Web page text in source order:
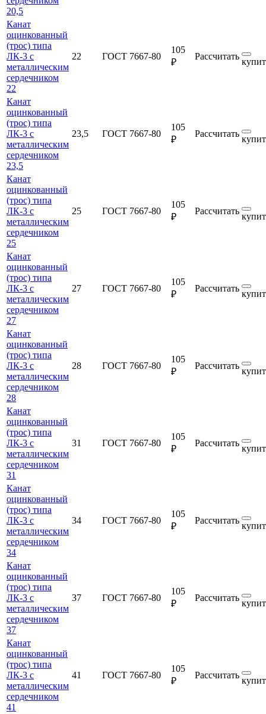
20,5
Канат
оцинкованный
(трос) типа
ЛК-3 с
металлическим
сердечником
22
22 ГОСТ 7667-80
105
₽
Рассчитать
Канат
оцинкованный
(трос) типа
ЛК-3 с
металлическим
сердечником
23,5
23,5 ГОСТ 7667-80
105
₽
Рассчитать
Канат
оцинкованный
(трос) типа
ЛК-3 с
металлическим
сердечником
25
25 ГОСТ 7667-80
105
₽
Рассчитать
Канат
оцинкованный
(трос) типа
ЛК-3 с
металлическим
сердечником
27
27 ГОСТ 7667-80
105
₽
Рассчитать
Канат
оцинкованный
(трос) типа
ЛК-3 с
металлическим
сердечником
28
28 ГОСТ 7667-80
105
₽
Рассчитать
Канат
оцинкованный
(трос) типа
ЛК-3 с
металлическим
сердечником
31
31 ГОСТ 7667-80
105
₽
Рассчитать
Канат
оцинкованный
(трос) типа
ЛК-3 с
металлическим
сердечником
34
34 ГОСТ 7667-80
105
₽
Рассчитать
Канат
оцинкованный
(трос) типа
ЛК-3 с
металлическим
сердечником
37
37 ГОСТ 7667-80
105
₽
Рассчитать
Канат
оцинкованный
(трос) типа
ЛК-3 с
металлическим
сердечником
41
41 ГОСТ 7667-80
105
₽
Рассчитать